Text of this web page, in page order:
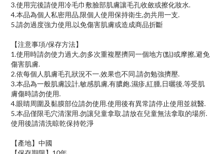
3.使用完後請使用冷毛巾敷臉部肌膚讓毛孔收斂或擦化妝水.
4.本品為個人私密用品,限個人使用保持衛生,勿共用一支.
5.請勿過度強力使用,以免傷害肌膚或造成商品折斷
【注意事項/保存方法】
1.使用時請勿使力過大,勿多次重複壓擠同一個地方(點)或摩擦,避免
傷害肌膚.
2.依每個人肌膚毛孔狀況不一.效果也不同.請勿勉強擠壓.
3.本品為一般肌膚設計,敏感肌膚,有膿皰.濕疹,紅腫,日曬後.等受肌
膚傷時請勿使用.
4.眼睛周圍及黏膜部位請勿使用.使用後有異常請停止使用並就醫.
5.本品僅限毛穴清潔用.勿讓兒童拿取.請放在兒童無法拿取的場所.
使用後請清洗晾乾保持乾淨
【產地】中國